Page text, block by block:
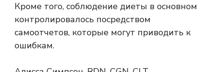
Кроме того, соблюдение диеты в основном
контролировалось посредством
самоотчетов, которые могут приводить к
ошибкам.